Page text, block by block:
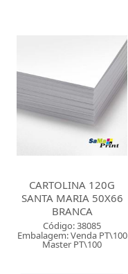
CARTOLINA 120G
SANTA MARIA 50X66
BRANCA
Código: 38085
Embalagem: Venda PT\100
Master PT\100